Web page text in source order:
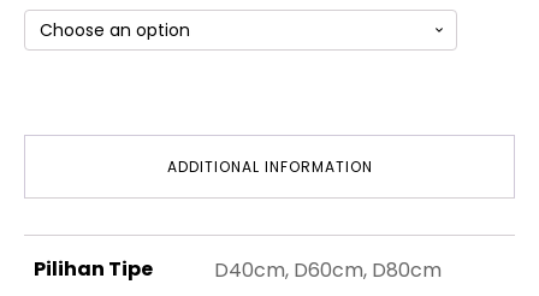
ADDITIONAL INFORMATION
Pilihan Tipe D40cm, D60cm, D80cm